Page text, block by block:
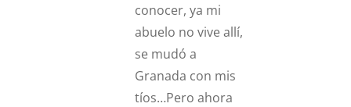
conocer, ya mi
abuelo no vive allí,
se mudó a
Granada con mis
tíos…Pero ahora